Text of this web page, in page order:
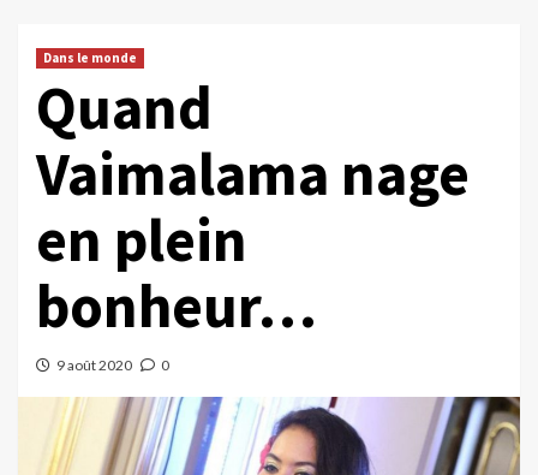
Dans le monde
Quand
Vaimalama nage
en plein
bonheur…
9 août 2020 0